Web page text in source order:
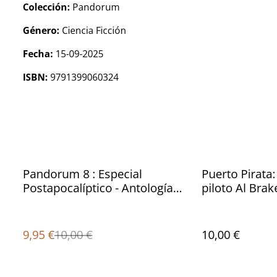
Colección: Pandorum
Género: Ciencia Ficción
Fecha: 15-09-2025
ISBN: 9791399060324
%
Pandorum 8 : Especial
Postapocalíptico - Antología
9,95 €10,00 €
Puerto
piloto Al
10,00 €